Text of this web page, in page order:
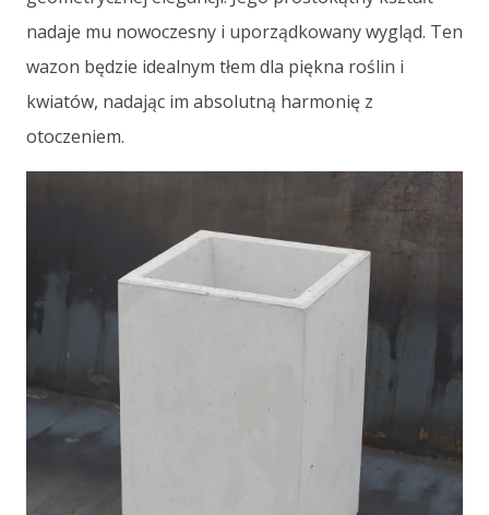
nadaje mu nowoczesny i uporządkowany wygląd. Ten
wazon będzie idealnym tłem dla piękna roślin i
kwiatów, nadając im absolutną harmonię z
otoczeniem.